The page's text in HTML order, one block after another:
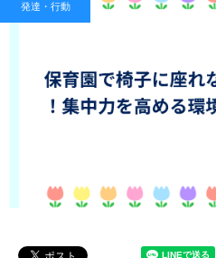
発達・行動